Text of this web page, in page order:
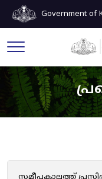
Government of